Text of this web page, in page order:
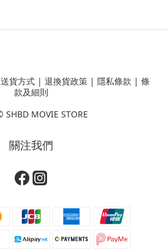
送貨方式 | 退換貨政策 | 隱私條款 | 條
款及細則
SHBD MOVIE STORE
關注我們